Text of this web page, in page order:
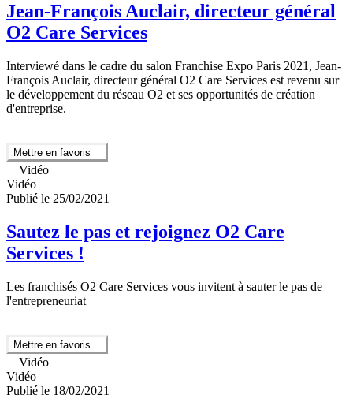
Jean-François Auclair, directeur général
O2 Care Services
Interviewé dans le cadre du salon Franchise Expo Paris 2021, Jean-
François Auclair, directeur général O2 Care Services est revenu sur
le développement du réseau O2 et ses opportunités de création
d'entreprise.
Mettre en favoris
Vidéo
Vidéo
Publié le 25/02/2021
Sautez le pas et rejoignez O2 Care
Services !
Les franchisés O2 Care Services vous invitent à sauter le pas de
l'entrepreneuriat
Mettre en favoris
Vidéo
Vidéo
Publié le 18/02/2021